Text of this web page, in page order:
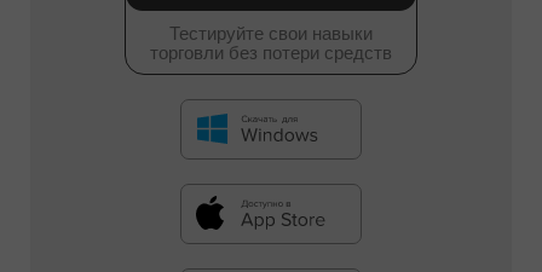
Тестируйте свои навыки
торговли без потери средств